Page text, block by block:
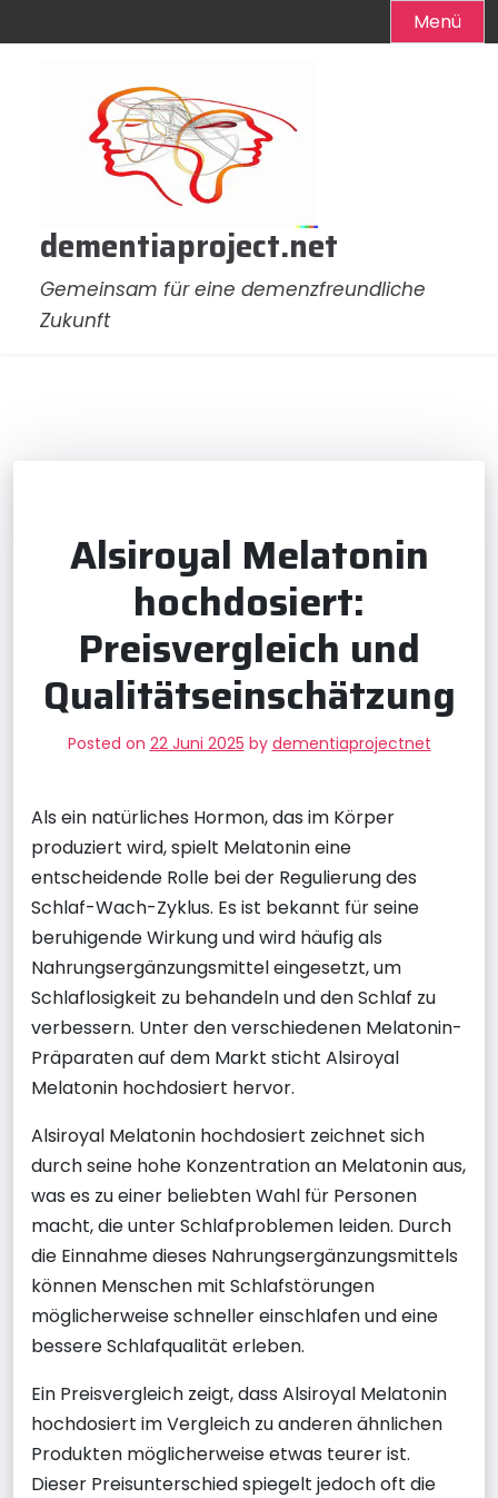
Menü
dementiaproject.net
Gemeinsam für eine demenzfreundliche
Zukunft
Alsiroyal Melatonin
hochdosiert:
Preisvergleich und
Qualitätseinschätzung
Posted on 22 Juni 2025 by dementiaprojectnet
Als ein natürliches Hormon, das im Körper
produziert wird, spielt Melatonin eine
entscheidende Rolle bei der Regulierung des
Schlaf-Wach-Zyklus. Es ist bekannt für seine
beruhigende Wirkung und wird häufig als
Nahrungsergänzungsmittel eingesetzt, um
Schlaflosigkeit zu behandeln und den Schlaf zu
verbessern. Unter den verschiedenen Melatonin-
Präparaten auf dem Markt sticht Alsiroyal
Melatonin hochdosiert hervor.
Alsiroyal Melatonin hochdosiert zeichnet sich
durch seine hohe Konzentration an Melatonin aus,
was es zu einer beliebten Wahl für Personen
macht, die unter Schlafproblemen leiden. Durch
die Einnahme dieses Nahrungsergänzungsmittels
können Menschen mit Schlafstörungen
möglicherweise schneller einschlafen und eine
bessere Schlafqualität erleben.
Ein Preisvergleich zeigt, dass Alsiroyal Melatonin
hochdosiert im Vergleich zu anderen ähnlichen
Produkten möglicherweise etwas teurer ist.
Dieser Preisunterschied spiegelt jedoch oft die